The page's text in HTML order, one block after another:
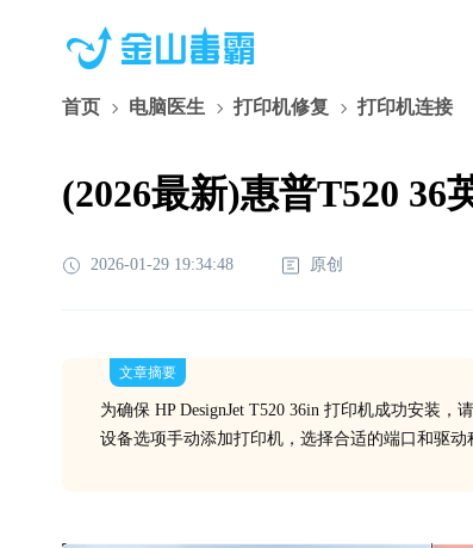
首页 电脑医生 打印机修复 打印机连接
(2026最新)惠普T520 36
2026-01-29 19:34:48 原创
文章摘要
为确保 HP DesignJet T520 36in 打印机成功安装
设备选项手动添加打印机，选择合适的端口和驱动